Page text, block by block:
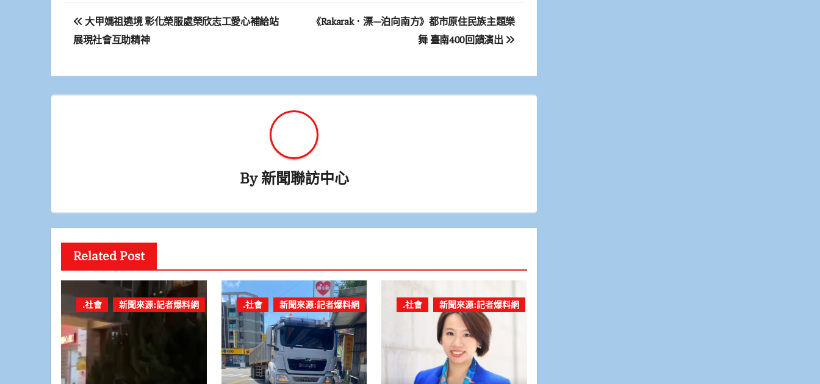
文
章
覽
大甲媽祖遶境 彰化榮服處榮欣志工愛心補給站
展現社會互助精神
《Rakarak．漂—泊向南方》都市原住民族主題樂
舞 臺南400回饋演出
By新聞聯訪中心
Related Post
.社會 新聞來源:記者爆料網 .社會 新聞來源:記者爆料網 .社會 新聞來源:記者爆料網